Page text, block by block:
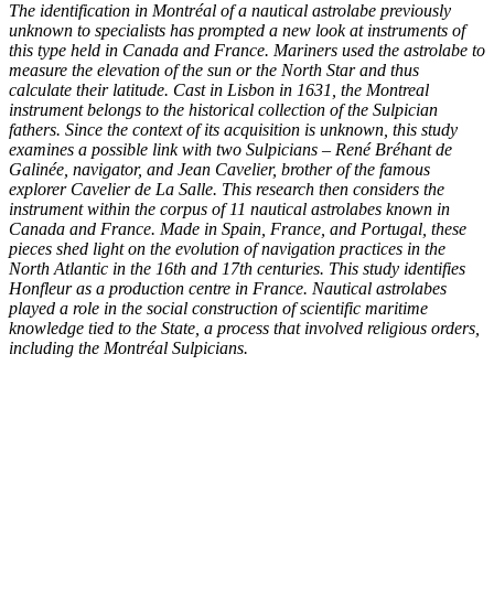
The identification in Montréal of a nautical astrolabe previously
unknown to specialists has prompted a new look at instruments of
this type held in Canada and France. Mariners used the astrolabe to
measure the elevation of the sun or the North Star and thus
calculate their latitude. Cast in Lisbon in 1631, the Montreal
instrument belongs to the historical collection of the Sulpician
fathers. Since the context of its acquisition is unknown, this study
examines a possible link with two Sulpicians – René Bréhant de
Galinée, navigator, and Jean Cavelier, brother of the famous
explorer Cavelier de La Salle. This research then considers the
instrument within the corpus of 11 nautical astrolabes known in
Canada and France. Made in Spain, France, and Portugal, these
pieces shed light on the evolution of navigation practices in the
North Atlantic in the 16th and 17th centuries. This study identifies
Honfleur as a production centre in France. Nautical astrolabes
played a role in the social construction of scientific maritime
knowledge tied to the State, a process that involved religious orders,
including the Montréal Sulpicians.